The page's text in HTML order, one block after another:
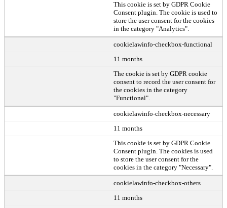
This cookie is set by GDPR Cookie
Consent plugin. The cookie is used to
store the user consent for the cookies
in the category "Analytics".
cookielawinfo-checkbox-functional
11 months
The cookie is set by GDPR cookie
consent to record the user consent for
the cookies in the category
"Functional".
cookielawinfo-checkbox-necessary
11 months
This cookie is set by GDPR Cookie
Consent plugin. The cookies is used
to store the user consent for the
cookies in the category "Necessary".
cookielawinfo-checkbox-others
11 months